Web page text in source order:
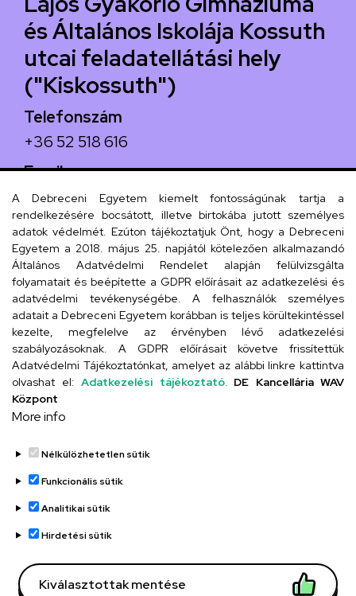
és Általános Iskolája Kossuth
utcai feladatellátási hely
("Kiskossuth")
Telefonszám
+36 52 518 616
Email
iskola@kossuth-alt.unideb.hu
Cím
4024 Debrecen, Kossuth utca 33.
Szervezeti telefonkönyv
UD telefonkönyv
Adatvédelem
Adatvédelem
Régi oldal
A Debreceni Egyetem kiemelt fontosságúnak tartja a
rendelkezésére bocsátott, illetve birtokába jutott személyes
adatok védelmét. Ezúton tájékoztatjuk Önt, hogy a Debreceni
Egyetem a 2018. május 25. napjától kötelezően alkalmazandó
Általános Adatvédelmi Rendelet alapján felülvizsgálta
folyamatait és beépítette a GDPR előírásait az adatkezelési és
adatvédelmi tevékenységébe. A felhasználók személyes
adatait a Debreceni Egyetem korábban is teljes körültekintéssel
kezelte, megfelelve az érvényben lévő adatkezelési
szabályozásoknak. A GDPR előírásait követve frissítettük
Adatvédelmi Tájékoztatónkat, amelyet az alábbi linkre kattintva
olvashat el: Adatkezelési tájékoztató. DE Kancellária WAV
Központ
More info
Nélkülözhetetlen sütik
Funkcionális sütik
Analitikai sütik
Hirdetési sütik
Kiválasztottak mentése